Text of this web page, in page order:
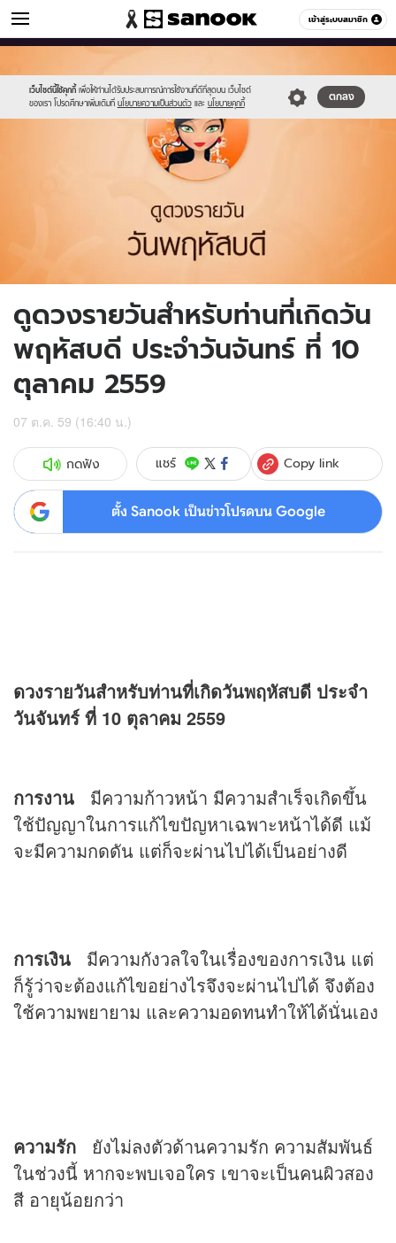
เข้าสู่ระบบสมาชิก
ดูดวง หมวดอื่นๆ
เว็บไซต์นี้ใช้คุกกี้ เพื่อให้ท่านได้รับประสบการณ์การใช้งานที่ดีที่สุดบน เว็บไซต์
ของเรา โปรดศึกษาเพิ่มเติมที่ นโยบายความเป็นส่วนตัว และ นโยบายคุกกี้
ตกลง
//s.isanook.com/sr/0/images/logo-
new-
sanook.png
//s.isanook.com/ho/0/ud/fxd/day/5_thu.jpg
ดูดวงรายวันสำหรับท่านที่เกิดวัน
พฤหัสบดี ประจำวันจันทร์ ที่ 10
ตุลาคม 2559
07 ต.ค. 59 (16:40 น.)
กดฟัง แชร์ Copy link
ตั้ง Sanook เป็นข่าวโปรดบน Google
ดวงรายวันสำหรับท่านที่เกิดวันพฤหัสบดี ประจำ
วันจันทร์ ที่ 10 ตุลาคม 2559
การงาน
มีความก้าวหน้า มีความสำเร็จเกิดขึ้น
ใช้ปัญญาในการแก้ไขปัญหาเฉพาะหน้าได้ดี แม้
จะมีความกดดัน แต่ก็จะผ่านไปได้เป็นอย่างดี
การเงิน มีความกังวลใจในเรื่องของการเงิน แต่
ก็รู้ว่าจะต้องแก้ไขอย่างไรจึงจะผ่านไปได้ จึงต้อง
ใช้ความพยายาม และความอดทนทำให้ได้นั่นเอง
ความรัก ยังไม่ลงตัวด้านความรัก ความสัมพันธ์
ในช่วงนี้ หากจะพบเจอใคร เขาจะเป็นคนผิวสอง
สี อายุน้อยกว่า